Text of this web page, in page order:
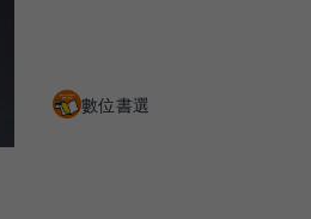
數位書選